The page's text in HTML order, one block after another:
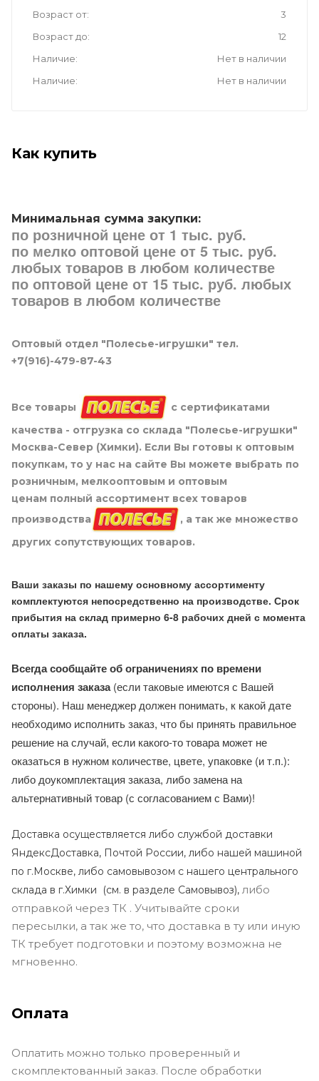
Возраст от
3
Возраст до
12
Наличие
Нет в наличии
Наличие
Нет в наличии
Как купить
Минимальная сумма закупки:
по розничной цене от 1 тыс. руб.
по мелко оптовой цене от 5 тыс. руб.
любых товаров в любом количестве
по оптовой цене от 15 тыс. руб. любых
товаров в любом количестве
Оптовый отдел "Полесье-игрушки" тел.
+7(916)-479-87-43
Все товары
с сертификатами
качества - отгрузка со склада "Полесье-игрушки"
Москва-Север (Химки). Если Вы готовы к оптовым
покупкам, то у нас на сайте Вы можете выбрать по
розничным, мелкооптовым и оптовым
ценам полный ассортимент всех товаров
производства
, а так же множество
других сопутствующих товаров.
Ваши заказы по нашему основному ассортименту
комплектуются непосредственно на производстве. Срок
прибытия на склад примерно 6-8 рабочих дней с момента
оплаты заказа.
Всегда сообщайте об ограничениях по времени
исполнения заказа(если таковые имеются с Вашей
стороны). Наш менеджер должен понимать, к какой дате
необходимо исполнить заказ, что бы принять правильное
решение на случай, если какого-то товара может не
оказаться в нужном количестве, цвете, упаковке (и т.п.):
либо доукомплектация заказа, либо замена на
альтернативный товар (с согласованием с Вами)!
Доставка осуществляется либо службой доставки
ЯндексДоставка, Почтой России, либо нашей машиной
по г.Москве, либо самовывозом с нашего центрального
склада в г.Химки (см. в разделе Самовывоз), либо
отправкой через ТК . Учитывайте сроки
пересылки, а так же то, что доставка в ту или иную
ТК требует подготовки и поэтому возможна не
мгновенно.
Оплата
Оплатить можно только проверенный и
скомплектованный заказ. После обработки